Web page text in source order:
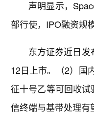
声明显示，
部行使，IPO融资规
东方证券近日
12日上市。（2）国
征十号乙等可回收
信终端与基带处理有